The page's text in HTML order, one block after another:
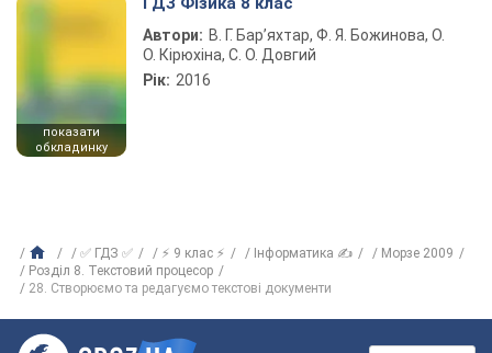
показати
обкладинку
Автори: В. Г. Бар’яхтар, Ф. Я. Божинова, О.
О. Кірюхіна, С. О. Довгий
Рік: 2016
✅ ГДЗ ✅ ⚡ 9 клас ⚡ Інформатика ✍
Морзе 2009
Розділ 8. Текстовий процесор
28. Створюємо та редагуємо текстові документи